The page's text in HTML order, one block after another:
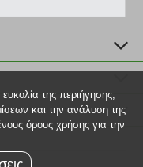
της περιήγησης,
και την ανάλυση της
όρους χρήσης για την